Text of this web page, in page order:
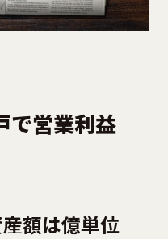
で営業利益
額は億単位